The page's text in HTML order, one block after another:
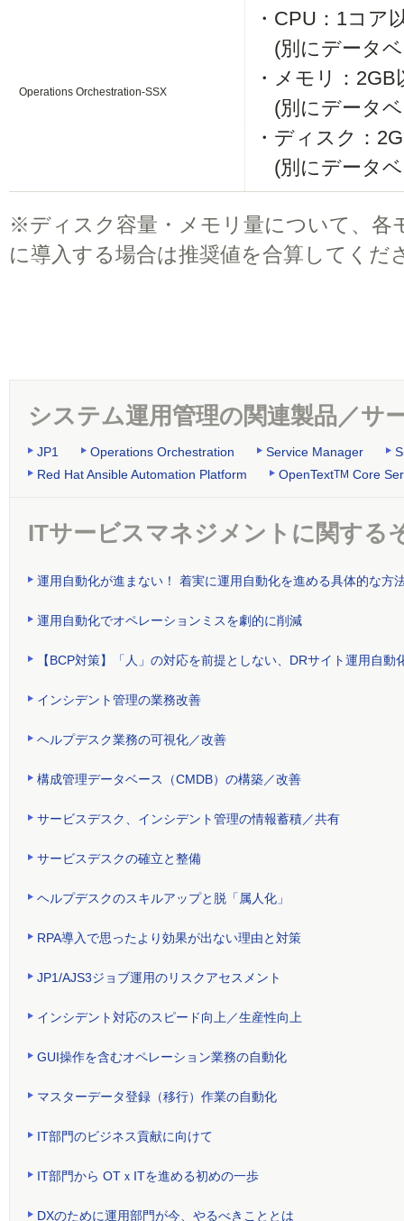
Operations Orchestration-SSX
・CPU：1コ
(別にデータ
・メモリ：
(別にデータ
・ディスク：
(別にデータベ
※ディスク容量・メモリ量について、各
に導入する場合は推奨値を合算してくだ
システム運用管理の関連製品／サ
JP1 Operations Orchestration Service Manager
Red Hat Ansible Automation Platform
OpenTextTM Core
ITサービスマネジメントに関する
運用自動化が進まない！ 着実に運用自動化を進める具体的な方
運用自動化でオペレーションミスを劇的に削減
【BCP対策】「人」の対応を前提としない、DRサイト運用自動
インシデント管理の業務改善
ヘルプデスク業務の可視化／改善
構成管理データベース（CMDB）の構築／改善
サービスデスク、インシデント管理の情報蓄積／共有
サービスデスクの確立と整備
ヘルプデスクのスキルアップと脱「属人化」
RPA導入で思ったより効果が出ない理由と対策
JP1/AJS3ジョブ運用のリスクアセスメント
インシデント対応のスピード向上／生産性向上
GUI操作を含むオペレーション業務の自動化
マスターデータ登録（移行）作業の自動化
IT部門のビジネス貢献に向けて
IT部門から OTｘITを進める初めの一歩
DXのために運用部門が今、やるべきこととは